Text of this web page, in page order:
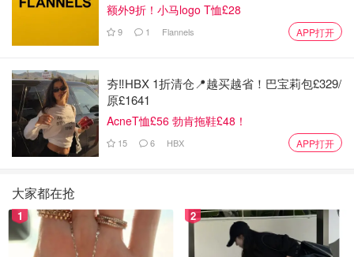
额外9折！小马logo T恤£28
9 1 Flannels APP打开
夯‼️HBX 1折清仓📍越买越省！巴宝莉包£329/
原£1641
AcneT恤£56 勃肯拖鞋£48！
15 6 HBX APP打开
大家都在抢
1 2